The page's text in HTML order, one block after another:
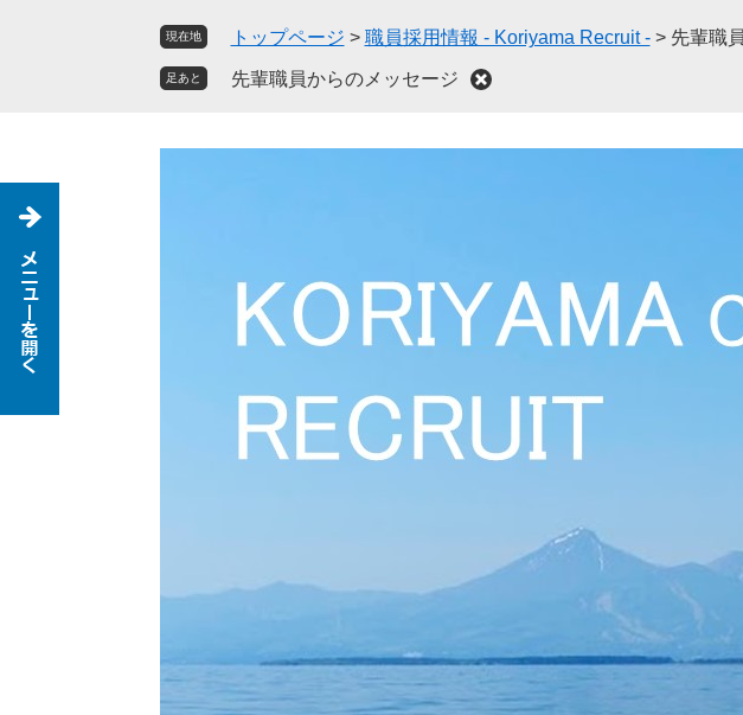
で
ば
現在地 トップページ > 職員採用情報 - Koriyama Recruit - > 先輩職
足あと 先輩職員からのメッセージ